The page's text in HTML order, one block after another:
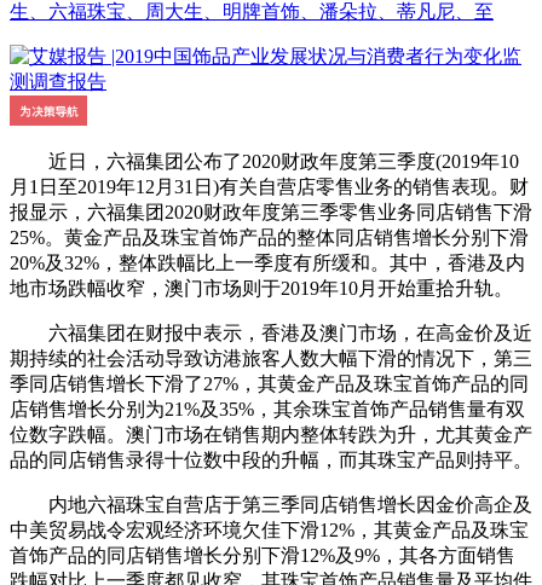
生、六福珠宝、周大生、明牌首饰、潘朵拉、蒂凡尼、至
近日，六福集团公布了2020财政年度第三季度(2019年10
月1日至2019年12月31日)有关自营店零售业务的销售表现。财
报显示，六福集团2020财政年度第三季零售业务同店销售下滑
25%。黄金产品及珠宝首饰产品的整体同店销售增长分别下滑
20%及32%，整体跌幅比上一季度有所缓和。其中，香港及内
地市场跌幅收窄，澳门市场则于2019年10月开始重拾升轨。
六福集团在财报中表示，香港及澳门市场，在高金价及近
期持续的社会活动导致访港旅客人数大幅下滑的情况下，第三
季同店销售增长下滑了27%，其黄金产品及珠宝首饰产品的同
店销售增长分别为21%及35%，其余珠宝首饰产品销售量有双
位数字跌幅。澳门市场在销售期内整体转跌为升，尤其黄金产
品的同店销售录得十位数中段的升幅，而其珠宝产品则持平。
内地六福珠宝自营店于第三季同店销售增长因金价高企及
中美贸易战令宏观经济环境欠佳下滑12%，其黄金产品及珠宝
首饰产品的同店销售增长分别下滑12%及9%，其各方面销售